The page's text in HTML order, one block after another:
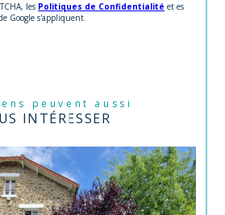
les Politiques de Confidentialité et es
Google s'appliquent.
peuvent aussi
INTÉRESSER